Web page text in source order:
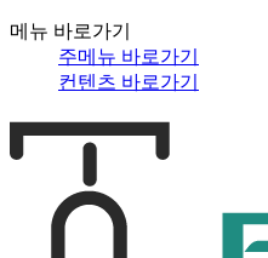
메뉴 바로가기
주메뉴 바로가기
컨텐츠 바로가기